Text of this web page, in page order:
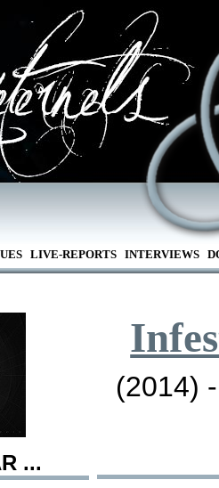
LIVE-REPORTS INTERVIEWS
...
(2014)